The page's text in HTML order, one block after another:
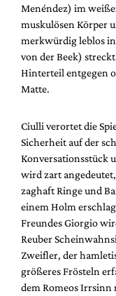
Menéndez) im
muskulösen Körper
merkwürdig leblos in
von der Beek)
Hinterteil entgegen
Matte.
Ciulli verortet die
Sicherheit auf der
Konversationsstück
wird zart
zaghaft Ringe und
einem Holm
Freundes Giorgio
Reuber
Zweifler, der
größeres Frösteln
dem Romeos Irrsinn